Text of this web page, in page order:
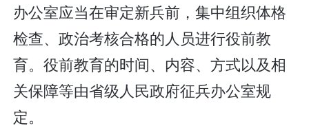
办公室应当在审定新兵前，集中组织体格
检查、政治考核合格的人员进行役前教
育。役前教育的时间、内容、方式以及相
关保障等由省级人民政府征兵办公室规
定。